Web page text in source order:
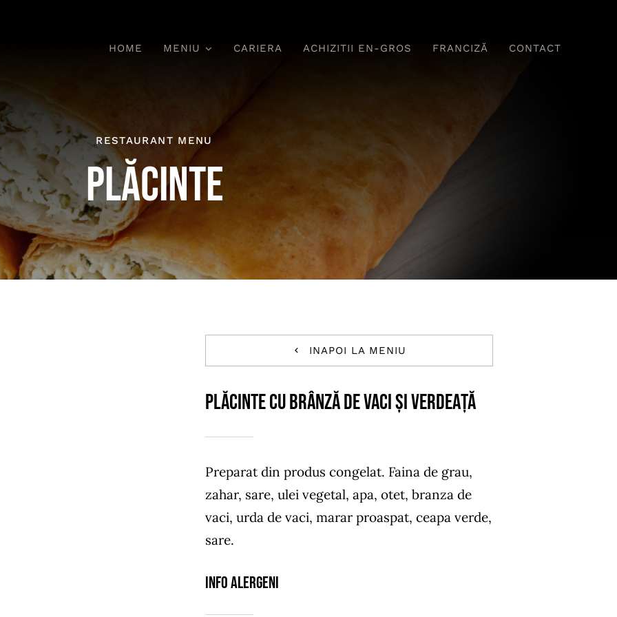
HOME MENIU
Dulciuri Tradiționale,
Bucurie Garantată
Arome Delicioase,
Relaxare
CARIERA ACHIZITII EN-GROS FRANCIZĂ CONTACT
RESTAURANT MENU
PLĂCINTE
INAPOI LA MENIU
PLĂCINTE CU BRÂNZĂ DE VACI ȘI VERDEAȚĂ
Preparat din produs congelat. Faina de grau,
zahar, sare, ulei vegetal, apa, otet, branza de
vaci, urda de vaci, marar proaspat, ceapa verde,
sare.
Info Alergeni